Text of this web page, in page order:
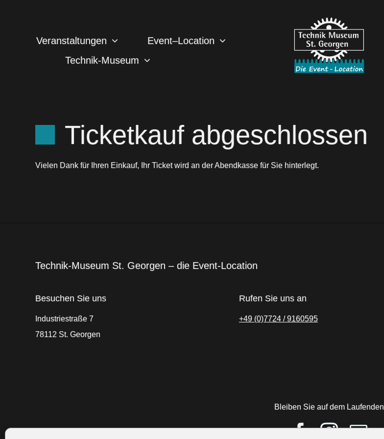
Veranstaltungen
Event–Location
Technik-Museum
Ticketkauf abgeschlossen
Vielen Dank für Ihren Einkauf, Ihr Ticket wird an der Abendkasse für Sie hinterlegt.
Technik-Museum St. Georgen – die Event-Location
Besuchen Sie uns
Industriestraße 7
78112 St. Georgen
Rufen Sie uns an
+49 (0)7724 / 9160595
Bleiben Sie auf dem Laufenden